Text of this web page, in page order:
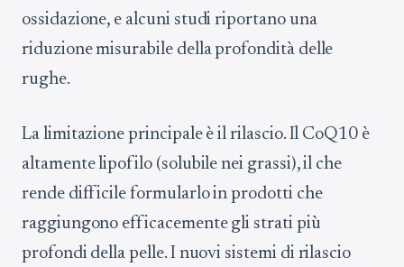
ossidazione, e alcuni studi riportano una
riduzione misurabile della profondità delle
rughe.
La limitazione principale è il rilascio. Il CoQ10 è
altamente lipofilo (solubile nei grassi), il che
rende difficile formularlo in prodotti che
raggiungono efficacemente gli strati più
profondi della pelle. I nuovi sistemi di rilascio